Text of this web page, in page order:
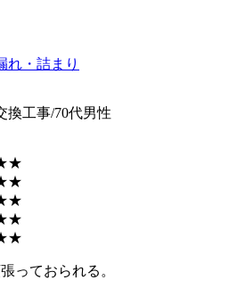
れ・詰まり
換工事/70代男性
っておられる。